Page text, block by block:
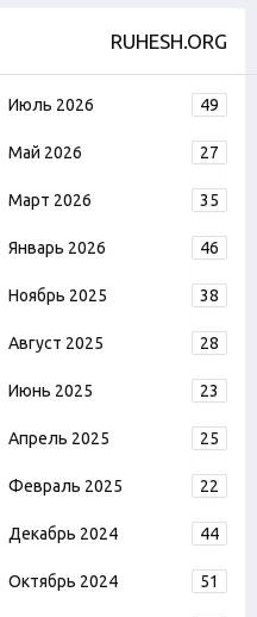
RUHESH.ORG
Июль 2026 49
Май 2026 27
Март 2026 35
Январь 2026 46
Ноябрь 2025 38
Август 2025 28
Июнь 2025 23
Апрель 2025 25
Февраль 2025 22
Декабрь 2024 44
Октябрь 2024 51